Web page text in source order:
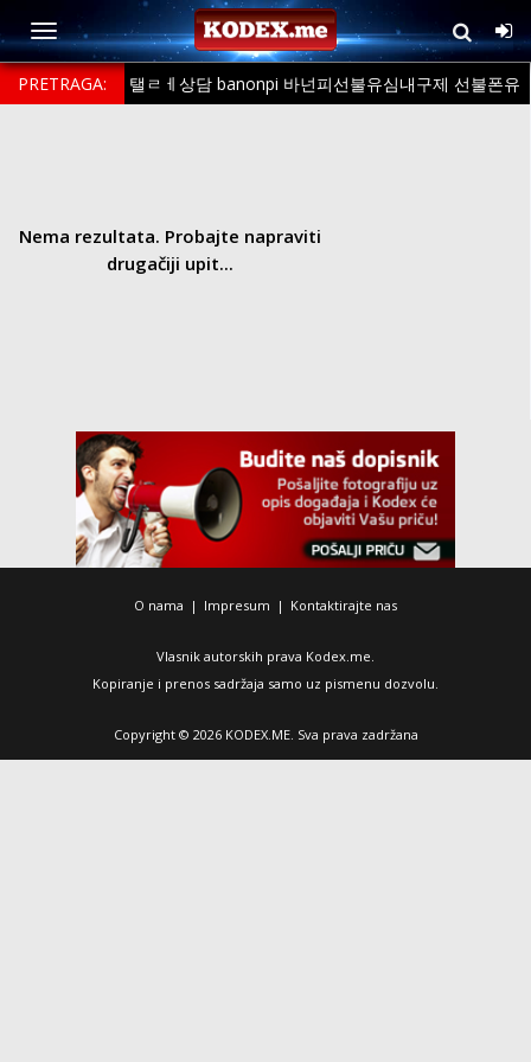
PRETRAGA:
탤ㄹㅔ상담 banonpi 바넌피선불유심내구제 선불폰유
Nema rezultata. Probajte napraviti
drugačiji upit...
O nama | Impresum | Kontaktirajte nas
Vlasnik autorskih prava Kodex.me.
Kopiranje i prenos sadržaja samo uz pismenu dozvolu.
Copyright © 2026 KODEX.ME. Sva prava zadržana